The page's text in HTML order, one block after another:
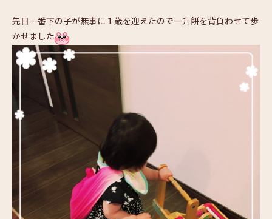
先日一番下の子が無事に１歳を迎えたので一升餅を背負わせて歩
かせました